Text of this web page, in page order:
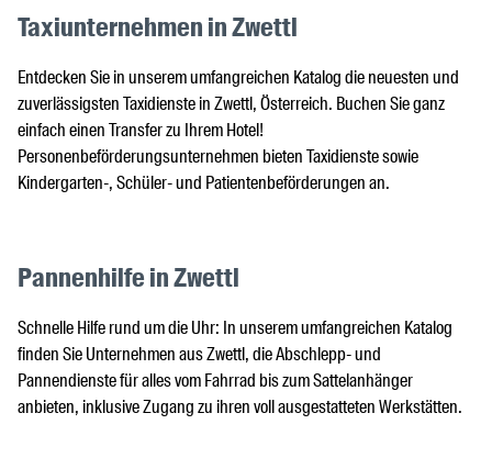
Taxiunternehmen in Zwettl
Entdecken Sie in unserem umfangreichen Katalog die neuesten und
zuverlässigsten Taxidienste in Zwettl, Österreich. Buchen Sie ganz
einfach einen Transfer zu Ihrem Hotel!
Personenbeförderungsunternehmen bieten Taxidienste sowie
Kindergarten-, Schüler- und Patientenbeförderungen an.
Pannenhilfe in Zwettl
Schnelle Hilfe rund um die Uhr: In unserem umfangreichen Katalog
finden Sie Unternehmen aus Zwettl, die Abschlepp- und
Pannendienste für alles vom Fahrrad bis zum Sattelanhänger
anbieten, inklusive Zugang zu ihren voll ausgestatteten Werkstätten.